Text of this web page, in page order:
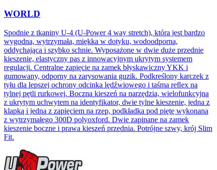
WORLD
Spodnie z tkaniny U-4 (U-Power 4 way stretch), która jest bardzo
wygodna, wytrzymała, miękka w dotyku, wodoodporna,
oddychająca i szybko schnie. Wyposażone w dwie duże przednie
kieszenie, elastyczny pas z innowacyjnym ukrytym systemem
regulacji. Centralne zapięcie na zamek błyskawiczny YKK i
gumowany, odporny na zarysowania guzik. Podkreślony karczek z
tyłu dla lepszej ochrony odcinka lędźwiowego i taśma reﬂex na
tylnej pętli rurkowej. Boczna kieszeń na narzędzia, wielofunkcyjna
z ukrytym uchwytem na identyfikator, dwie tylne kieszenie, jedna z
klapką i jedna z zapięciem na rzep, podkładka pod piętę wykonana
z wytrzymałego 300D polyoxford. Dwie zapinane na zamek
kieszenie boczne i prawa kieszeń przednia. Potrójne szwy, krój Slim
Fit.